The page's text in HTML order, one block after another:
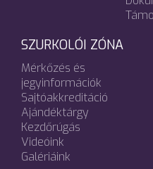
SZURKOLÓI ZÓNA
Mérkőzés és
jegyinformációk
Sajtóakkreditáció
Ajándéktárgy
Kezdőrúgás
Videóink
Galériáink